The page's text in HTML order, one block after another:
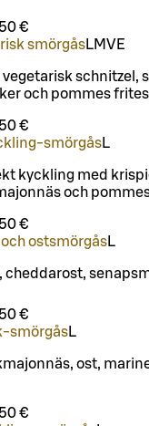
€
smörgåsLMVE
vegetarisk schnitzel,
och pommes frites
€
L
kyckling med
och
€
ostsmörgåsL
cheddarost,
€
L
ost,
€